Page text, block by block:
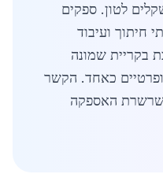
בין 12000 ל 18500 שקלים לטון. ספקים
חיתוך ועיבוד
בקריית שמונה
ופרטיים כאחד. הקשר
האספקה